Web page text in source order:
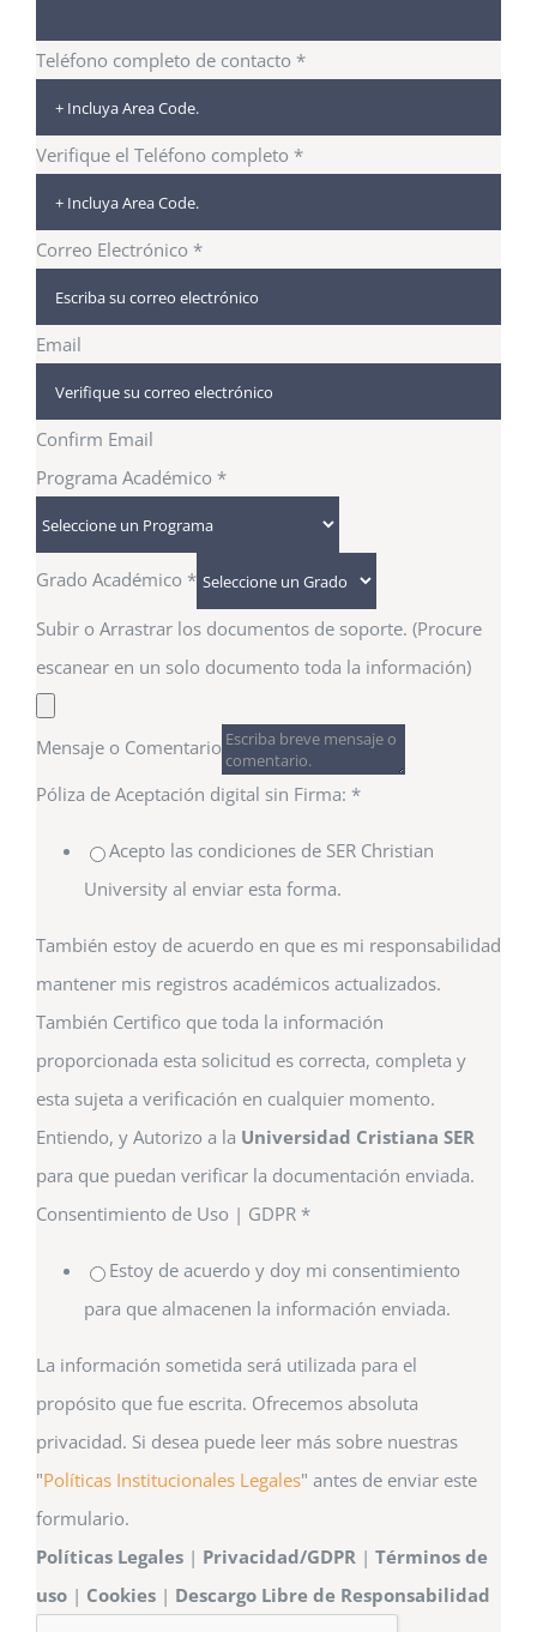
Teléfono completo de contacto *
Verifique el Teléfono completo *
Correo Electrónico *
Email
Confirm Email
Programa Académico *
Grado Académico *
Subir o Arrastrar los documentos de soporte. (Procure
escanear en un solo documento toda la información)
Mensaje o Comentario
Póliza de Aceptación digital sin Firma: *
Acepto las condiciones de SER Christian
University al enviar esta forma.
También estoy de acuerdo en que es mi responsabilidad
mantener mis registros académicos actualizados.
También Certifico que toda la información
proporcionada esta solicitud es correcta, completa y
esta sujeta a verificación en cualquier momento.
Entiendo, y Autorizo a la Universidad Cristiana SER
para que puedan verificar la documentación enviada.
Consentimiento de Uso | GDPR *
Estoy de acuerdo y doy mi consentimiento
para que almacenen la información enviada.
La información sometida será utilizada para el
propósito que fue escrita. Ofrecemos absoluta
privacidad. Si desea puede leer más sobre nuestras
"Políticas Institucionales Legales" antes de enviar este
formulario.
Políticas Legales| Privacidad/GDPR| Términos de
uso| Cookies| Descargo Libre de Responsabilidad